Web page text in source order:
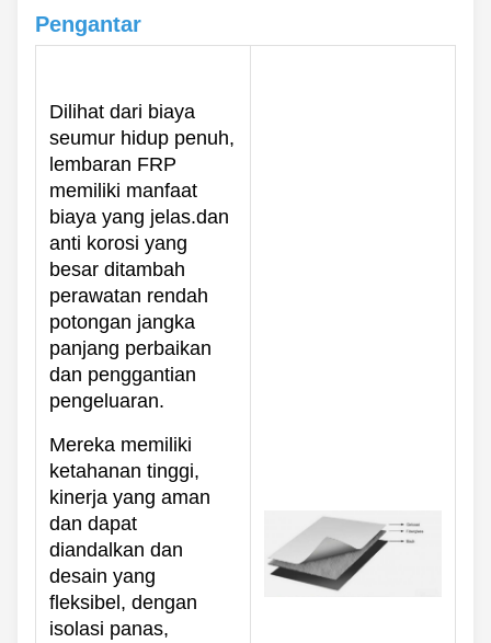
Pengantar
Dilihat dari biaya
seumur hidup penuh,
lembaran FRP
memiliki manfaat
biaya yang jelas.dan
anti korosi yang
besar ditambah
perawatan rendah
potongan jangka
panjang perbaikan
dan penggantian
pengeluaran.
Mereka memiliki
ketahanan tinggi,
kinerja yang aman
dan dapat
diandalkan dan
desain yang
fleksibel, dengan
isolasi panas,